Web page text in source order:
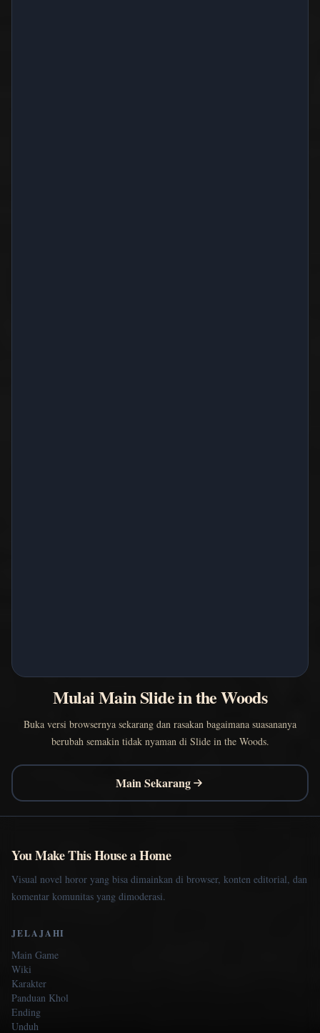
Mulai Main Slide in the Woods
Buka versi browsernya sekarang dan rasakan bagaimana suasananya
berubah semakin tidak nyaman di Slide in the Woods.
Main Sekarang
You Make This House a Home
Visual novel horor yang bisa dimainkan di browser, konten editorial, dan
komentar komunitas yang dimoderasi.
JELAJAHI
Main Game
Wiki
Karakter
Panduan Khol
Ending
Unduh